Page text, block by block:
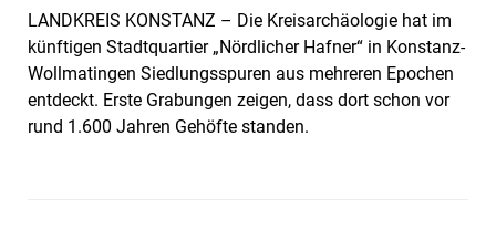
LANDKREIS KONSTANZ – Die Kreisarchäologie hat im
künftigen Stadt­quartier „Nördlicher Hafner“ in Konstanz-
Wollmatingen Siedlungsspuren aus mehreren Epochen
entdeckt. Erste Grabungen zeigen, dass dort schon vor
rund 1.600 Jahren Gehöfte standen.